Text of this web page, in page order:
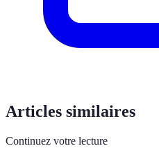
Articles similaires
Continuez votre lecture